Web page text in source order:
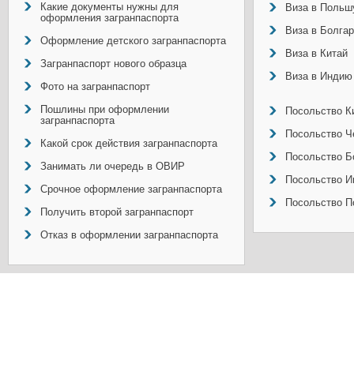
Какие документы нужны для
оформления загранпаспорта
Оформление детского загранпаспорта
Загранпаспорт нового образца
Фото на загранпаспорт
Пошлины при оформлении
загранпаспорта
Какой срок действия загранпаспорта
Занимать ли очередь в ОВИР
Срочное оформление загранпаспорта
Получить второй загранпаспорт
Отказ в оформлении загранпаспорта
Виза в
Виза в
Виза в Китай
Виза в Индию
Посольство
Посольство
Посольство
Посольство
Посольство